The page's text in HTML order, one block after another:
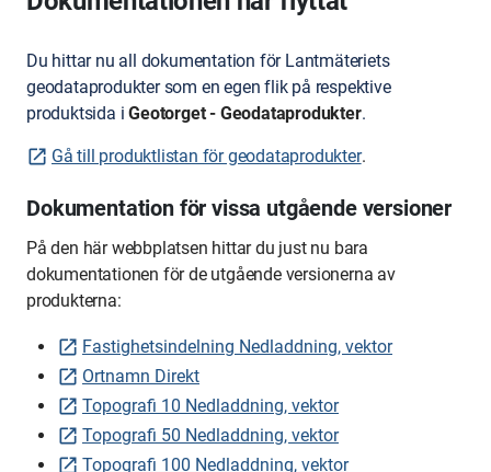
Du hittar nu all dokumentation för Lantmäteriets
geodataprodukter som en egen flik på respektive
produktsida i Geotorget - Geodataprodukter.
Gå till produktlistan för geodataprodukter.
Dokumentation för vissa utgående versioner
På den här webbplatsen hittar du just nu bara
dokumentationen för de utgående versionerna av
produkterna:
Fastighetsindelning Nedladdning, vektor
Ortnamn Direkt
Topografi 10 Nedladdning, vektor
Topografi 50 Nedladdning, vektor
Topografi 100 Nedladdning, vektor